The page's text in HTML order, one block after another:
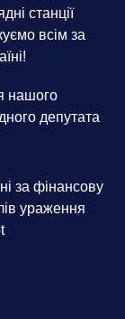
станції
всім за
нашого
депутата
за фінансову
ураження